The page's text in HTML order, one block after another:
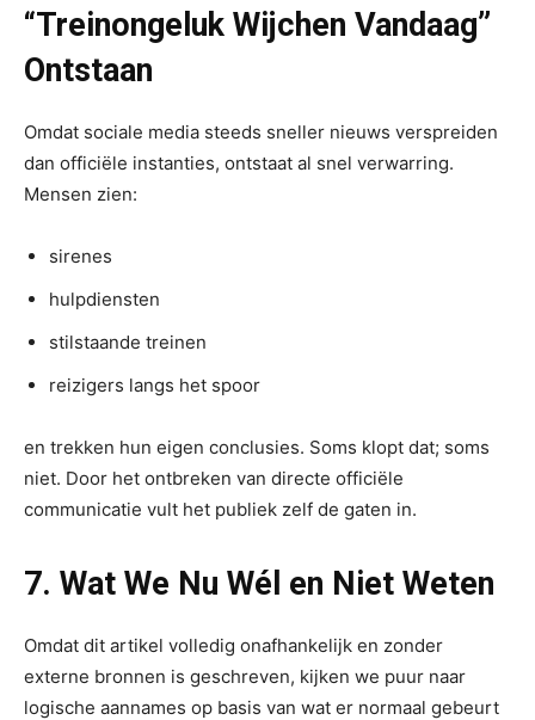
“Treinongeluk Wijchen Vandaag”
Ontstaan
Omdat sociale media steeds sneller nieuws verspreiden
dan officiële instanties, ontstaat al snel verwarring.
Mensen zien:
sirenes
hulpdiensten
stilstaande treinen
reizigers langs het spoor
en trekken hun eigen conclusies. Soms klopt dat; soms
niet. Door het ontbreken van directe officiële
communicatie vult het publiek zelf de gaten in.
7. Wat We Nu Wél en Niet Weten
Omdat dit artikel volledig onafhankelijk en zonder
externe bronnen is geschreven, kijken we puur naar
logische aannames op basis van wat er normaal gebeurt